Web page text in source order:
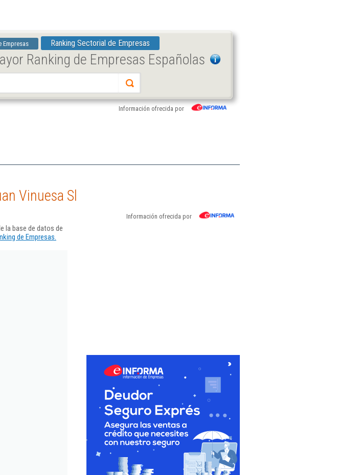
Empresas Ranking Sectorial de Empresas
Ranking de Empresas Españolas
Información ofrecida por
Vinuesa Sl
Información ofrecida por
la base de datos de
de Empresas.